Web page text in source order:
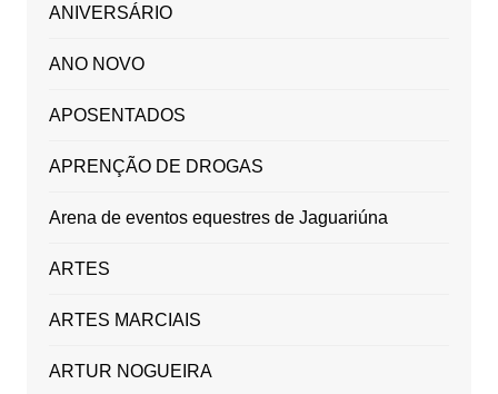
ANIVERSÁRIO
ANO NOVO
APOSENTADOS
APRENÇÃO DE DROGAS
Arena de eventos equestres de Jaguariúna
ARTES
ARTES MARCIAIS
ARTUR NOGUEIRA